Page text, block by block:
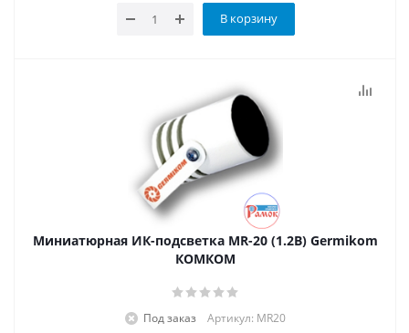
В корзину
Миниатюрная ИК-подсветка MR-20 (1.2B) Germikom
КОМКОМ
Под заказ Артикул: MR20